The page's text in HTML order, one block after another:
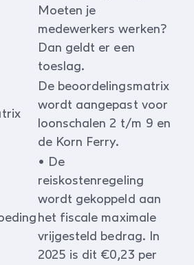
Moeten je
medewerkers werken?
Dan geldt er een
toeslag.
De beoordelingsmatrix
wordt aangepast voor
loonschalen 2 t/m 9 en
de Korn Ferry.
• De
reiskostenregeling
wordt gekoppeld aan
het fiscale maximale
vrijgesteld bedrag. In
2025 is dit €0,23 per